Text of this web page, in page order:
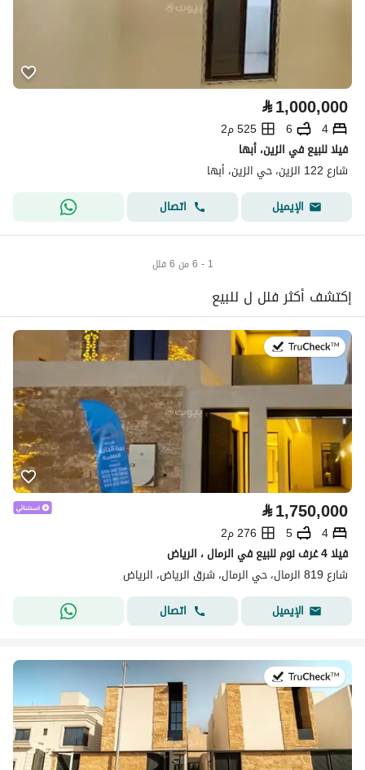
⃁1,000,000
4
6
525 م2
فيلا للبيع في الزين، أبها
شارع 122 الزين، حي الزين، أبها
الإيميل
اتصال
1 - 6 من 6 فلل
إكتشف أكثر فلل ل للبيع
⃁1,750,000
4
5
276 م2
فيلا 4 غرف نوم للبيع في الرمال ، الرياض
شارع 819 الرمال، حي الرمال، شرق الرياض، الرياض
الإيميل
اتصال
في:27 يوليو 2026